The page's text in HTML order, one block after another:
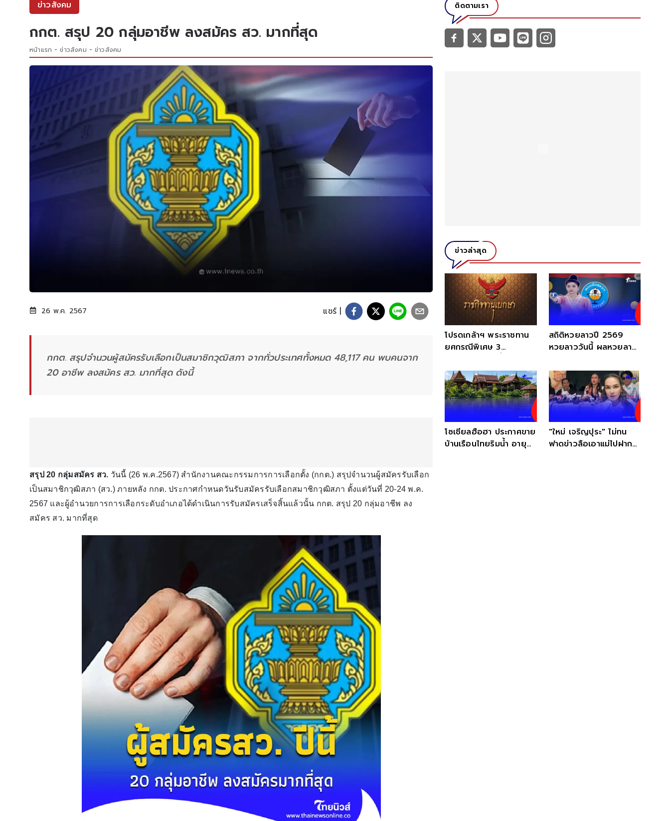
ข่าวสังคม
กกต. สรุป 20 กลุ่มอาชีพ ลงสมัคร สว. มากที่สุด
หน้าแรก ข่าวสังคม ข่าวสังคม
26 พ.ค. 2567 แชร์ |
กกต. สรุปจำนวนผู้สมัครรับเลือกเป็นสมาชิกวุฒิสภา จากทั่วประเทศทั้งหมด 48,117 คน พบคนจาก
20 อาชีพ ลงสมัคร สว. มากที่สุด ดังนี้
สรุป 20 กลุ่มสมัคร สว. วันนี้ (26 พ.ค.2567) สำนักงานคณะกรรมการการเลือกตั้ง (กกต.) สรุปจำนวนผู้สมัครรับเลือก
เป็นสมาชิกวุฒิสภา (สว.) ภายหลัง กกต. ประกาศกำหนดวันรับสมัครรับเลือกสมาชิกวุฒิสภา ตั้งแต่วันที่ 20-24 พ.ค.
2567 และผู้อำนวยการการเลือกระดับอำเภอได้ดำเนินการรับสมัครเสร็จสิ้นแล้วนั้น กกต. สรุป 20 กลุ่มอาชีพ ลง
สมัคร สว. มากที่สุด
ติดตามเรา
ข่าวล่าสุด
โปรดเกล้าฯ พระราชทาน
ยศกรณีพิเศษ 3
นายกองเอก
สถิติหวยลาวปี 2569
หวยลาววันนี้ ผลหวยลาว
ลาว
โซเชียลฮือฮา ประกาศขาย
บ้านเรือนไทยริมน้ำ อายุ
"ใหม่ เจริญปุระ" ไม่ทน
ฟาดข่าวลือเอาแม่ไปฝาก